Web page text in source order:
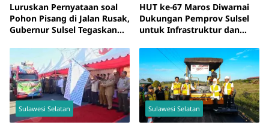
Luruskan Pernyataan soal
Pohon Pisang di Jalan Rusak,
Gubernur Sulsel Tegaskan
HUT ke-67 Maros Diwarnai
Dukungan Pemprov Sulsel
untuk Infrastruktur dan
Sulawesi Selatan Sulawesi Selatan